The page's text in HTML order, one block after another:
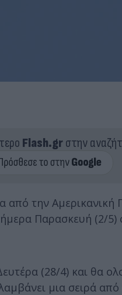
Flash.grστην
την Αμερικανική
Παρασκευή (2/5)
(28/4) και θα
μια σειρά